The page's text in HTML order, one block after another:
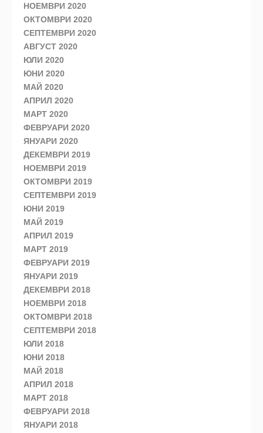
НОЕМВРИ 2020
ОКТОМВРИ 2020
СЕПТЕМВРИ 2020
АВГУСТ 2020
ЮЛИ 2020
ЮНИ 2020
МАЙ 2020
АПРИЛ 2020
МАРТ 2020
ФЕВРУАРИ 2020
ЯНУАРИ 2020
ДЕКЕМВРИ 2019
НОЕМВРИ 2019
ОКТОМВРИ 2019
СЕПТЕМВРИ 2019
ЮНИ 2019
МАЙ 2019
АПРИЛ 2019
МАРТ 2019
ФЕВРУАРИ 2019
ЯНУАРИ 2019
ДЕКЕМВРИ 2018
НОЕМВРИ 2018
ОКТОМВРИ 2018
СЕПТЕМВРИ 2018
ЮЛИ 2018
ЮНИ 2018
МАЙ 2018
АПРИЛ 2018
МАРТ 2018
ФЕВРУАРИ 2018
ЯНУАРИ 2018